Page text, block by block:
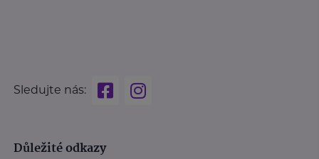
Sledujte nás:
Důležité odkazy